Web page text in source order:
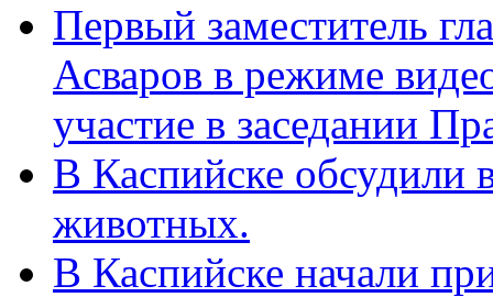
Первый заместитель
Асваров в режиме
участие в заседании
В Каспийске обсудили
животных.
В Каспийске начали